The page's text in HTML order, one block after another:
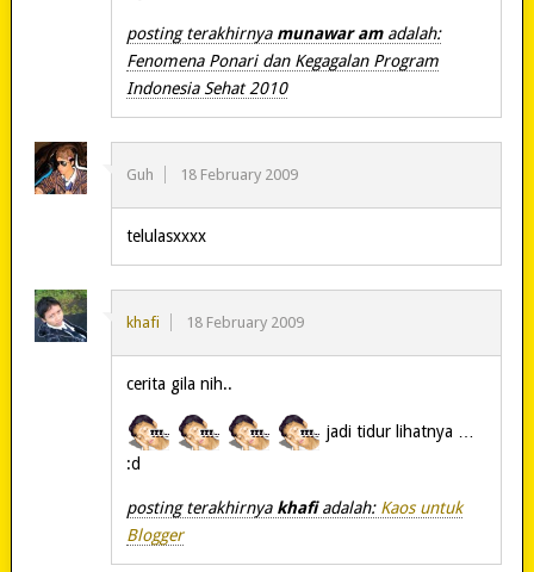
posting terakhirnya munawar am adalah:
Fenomena Ponari dan Kegagalan Program
Indonesia Sehat 2010
Guh 18 February 2009
telulasxxxx
khafi 18 February 2009
cerita gila nih..
jadi tidur lihatnya …
:d
posting terakhirnya khafiadalah: Kaos untuk
Blogger